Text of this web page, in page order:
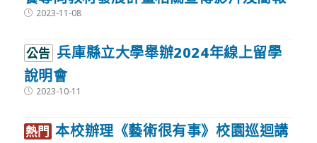
Post2023-11-08
公告 兵庫縣立大學舉辦2024年線上留學
說明會
Post2023-10-11
熱門 本校辦理《藝術很有事》校園巡迴講